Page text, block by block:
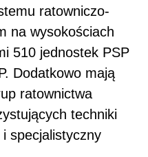
ratowniczo-
na wysokościach
510 jednostek PSP
Dodatkowo mają
ratownictwa
techniki
i specjalistyczny